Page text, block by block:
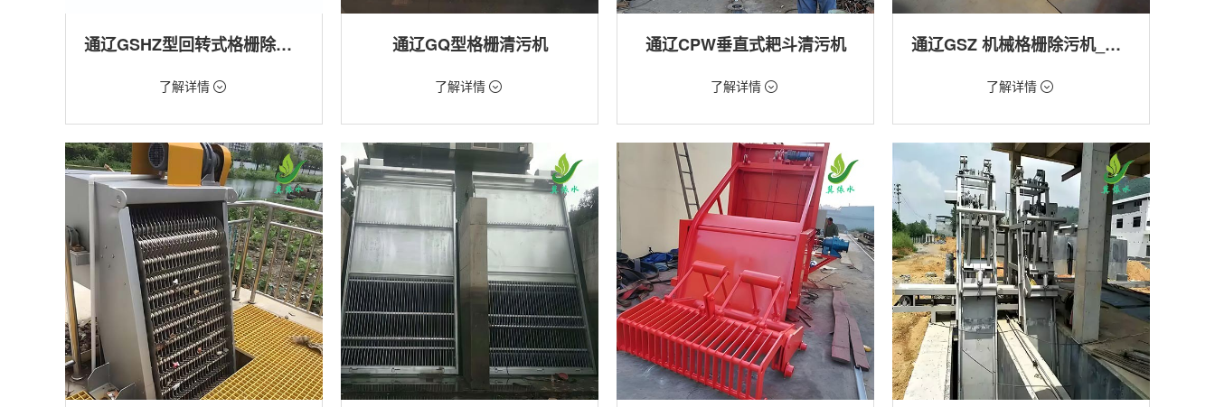
通辽GSHZ型回转式格栅除污机
价格：1.08万/台
机,回转式清污机
用途：泵站,污水处理,水电站,自来水厂,渠道,水
产养殖,化工,纺织,给排水工程
了解详情
通辽GQ型格栅清污机
价格：1899元/台
机
用途：泵站,污水处理,水电站,自来水厂,给排水
工程
了解详情
通辽CPW垂直式耙斗清污机
价格：5268元/台了解详情
通辽GSZ 机械格栅除污机_污水处理拦截设备_型号参数 | 工作原理 | 适用场景详解
价格：1800元/台
机
用途：泵站,污水处理,渠道,河道,化工,纺织,给
排水工程
了解详情